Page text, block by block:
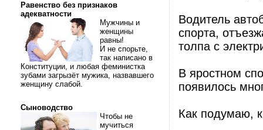
Равенство без признаков
адекватности
Мужчины и
женщины
равны!
И не спорьте,
так написано в
Конституции, и любая феминистка
зубами загрызёт мужика, назвавшего
женщину слабой.
Сыноводство
Чтобы не
мучиться
Водитель
спорта,
толпа с
В яростном
появилось
Как подумаю,